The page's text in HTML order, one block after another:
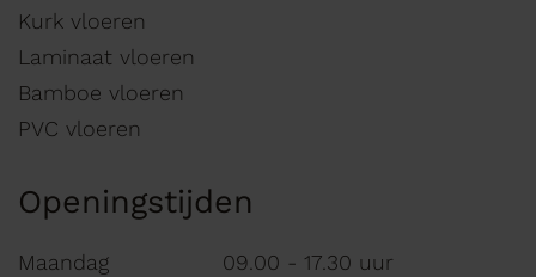
Kurk vloeren
Laminaat vloeren
Bamboe vloeren
PVC vloeren
Openingstijden
Maandag
09.00 - 17.30 uur